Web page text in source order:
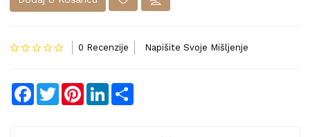
0 Recenzije Napišite Svoje Mišljenje
Facebook
TwitterPinterestLinkedIn